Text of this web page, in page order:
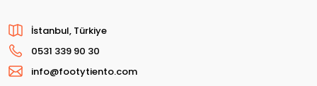
İstanbul, Türkiye
0531 339 90 30
info@footytiento.com